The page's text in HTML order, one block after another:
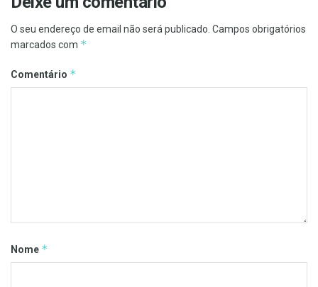
O seu endereço de email não será publicado. Campos obrigatórios
marcados com *
Comentário *
Nome *